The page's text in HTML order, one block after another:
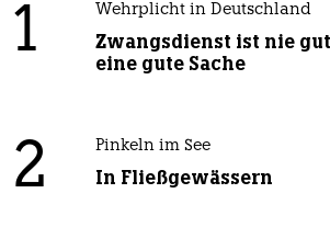
1 Wehrplicht in Deutschland
Zwangsdienst ist nie
eine gute Sache
2 Pinkeln im See
In Fließgewässern